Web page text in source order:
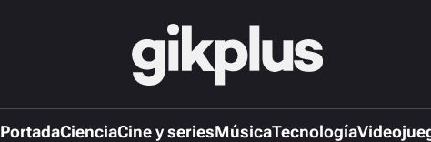
PortadaCienciaCine y seriesMúsicaTecnología